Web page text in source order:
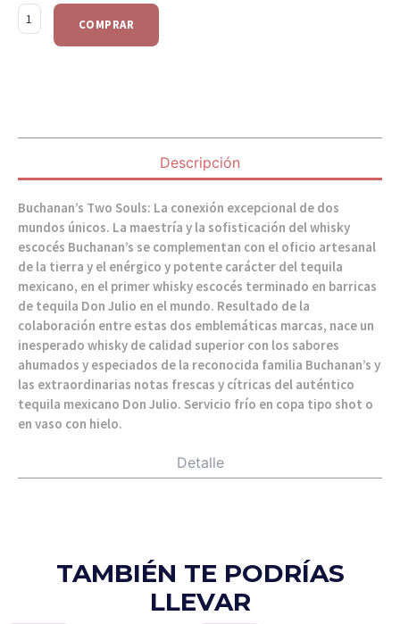
COMPRAR
Descripción
Detalle
Buchanan’s Two Souls: La conexión excepcional de dos
mundos únicos. La maestría y la sofisticación del whisky
escocés Buchanan’s se complementan con el oficio artesanal
de la tierra y el enérgico y potente carácter del tequila
mexicano, en el primer whisky escocés terminado en barricas
de tequila Don Julio en el mundo. Resultado de la
colaboración entre estas dos emblemáticas marcas, nace un
inesperado whisky de calidad superior con los sabores
ahumados y especiados de la reconocida familia Buchanan’s y
las extraordinarias notas frescas y cítricas del auténtico
tequila mexicano Don Julio. Servicio frío en copa tipo shot o
en vaso con hielo.
TAMBIÉN TE PODRÍAS
LLEVAR